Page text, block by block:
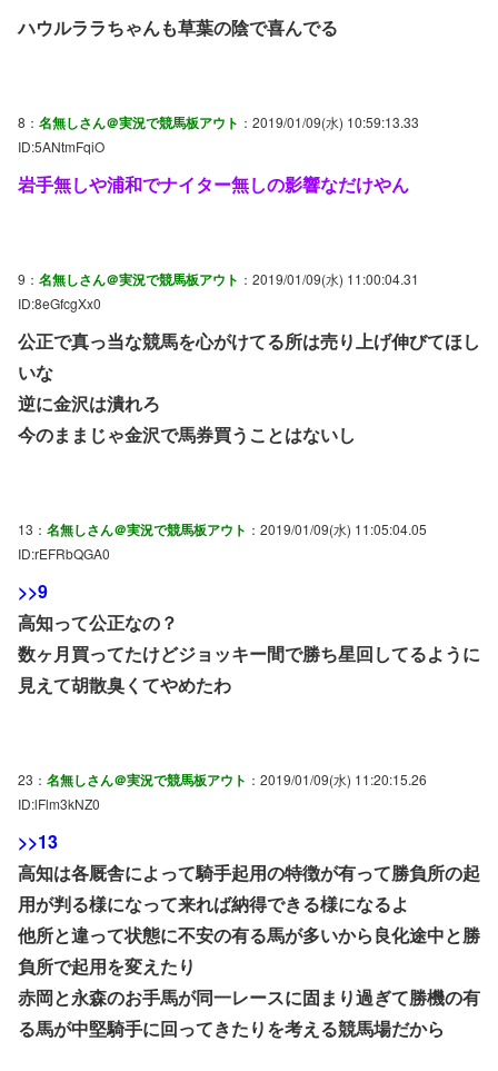
ハウルララちゃんも草葉の陰で喜んでる
8： 名無しさん＠実況で競馬板アウト ：2019/01/09(水) 10:59:13.33
ID:5ANtmFqiO
岩手無しや浦和でナイター無しの影響なだけやん
9： 名無しさん＠実況で競馬板アウト ：2019/01/09(水) 11:00:04.31
ID:8eGfcgXx0
公正で真っ当な競馬を心がけてる所は売り上げ伸びてほし
いな
逆に金沢は潰れろ
今のままじゃ金沢で馬券買うことはないし
13： 名無しさん＠実況で競馬板アウト ：2019/01/09(水) 11:05:04.05
ID:rEFRbQGA0
>>9
高知って公正なの？
数ヶ月買ってたけどジョッキー間で勝ち星回してるように
見えて胡散臭くてやめたわ
23： 名無しさん＠実況で競馬板アウト ：2019/01/09(水) 11:20:15.26
ID:lFlm3kNZ0
>>13
高知は各厩舎によって騎手起用の特徴が有って勝負所の起
用が判る様になって来れば納得できる様になるよ
他所と違って状態に不安の有る馬が多いから良化途中と勝
負所で起用を変えたり
赤岡と永森のお手馬が同一レースに固まり過ぎて勝機の有
る馬が中堅騎手に回ってきたりを考える競馬場だから